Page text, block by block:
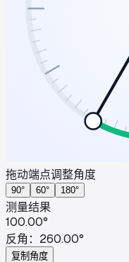
拖动端点调整角度
90° 60° 180°
测量结果
100.00°
反角： 260.00°
复制角度